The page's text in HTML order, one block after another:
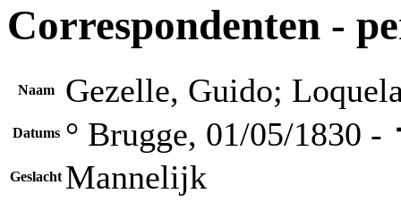
Correspondenten -
Naam Gezelle, Guido;
Datums ° Brugge, 01/05/1830
Geslacht Mannelijk